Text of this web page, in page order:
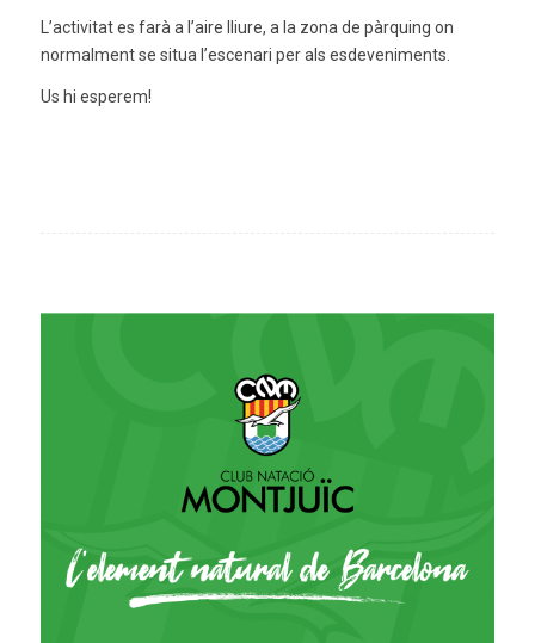
L’activitat es farà a l’aire lliure, a la zona de pàrquing on
normalment se situa l’escenari per als esdeveniments.
Us hi esperem!